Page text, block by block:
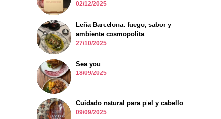
02/12/2025
Leña Barcelona: fuego, sabor y
ambiente cosmopolita
27/10/2025
Sea you
18/09/2025
Cuidado natural para piel y cabello
09/09/2025